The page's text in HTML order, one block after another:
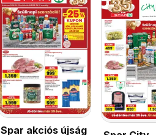
Spar akciós újság